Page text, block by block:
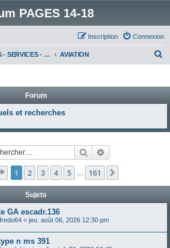
PAGES 14-18
Connexion
Inscription
ARMES - SERVICES - UNITES : historiques & discussions AVIATION
Forum
et recherches
Rechercher
Page 1sur161
1 2 3 4 5 161
Sujets
GA escadr.136
fredo64 « jeu. août 06, 2026 12:30 pm
n ms 391